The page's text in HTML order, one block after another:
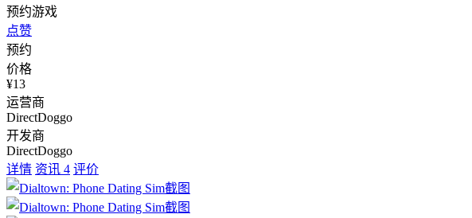
预约游戏
点赞
预约
价格
¥13
运营商
DirectDoggo
开发商
DirectDoggo
详情 资讯 4 评价